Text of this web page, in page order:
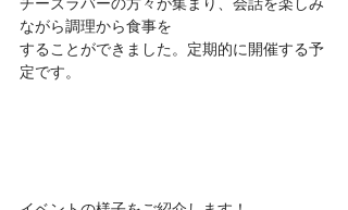
ながら調理から食事を
することができました。定期的に開催する予
定です。